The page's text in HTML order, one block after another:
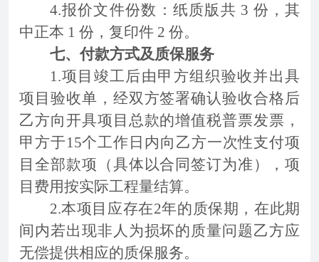
4.报价文件份数：纸质版共 3 份，其
中正本 1 份，复印件 2 份。
七、付款方式及质保服务
1.项目竣工后由甲方组织验收并出具
项目验收单，经双方签署确认验收合格后
乙方向开具项目总款的增值税普票发票，
甲方于15个工作日内向乙方一次性支付项
目全部款项（具体以合同签订为准），项
目费用按实际工程量结算。
2.本项目应存在2年的质保期，在此期
间内若出现非人为损坏的质量问题乙方应
无偿提供相应的质保服务。